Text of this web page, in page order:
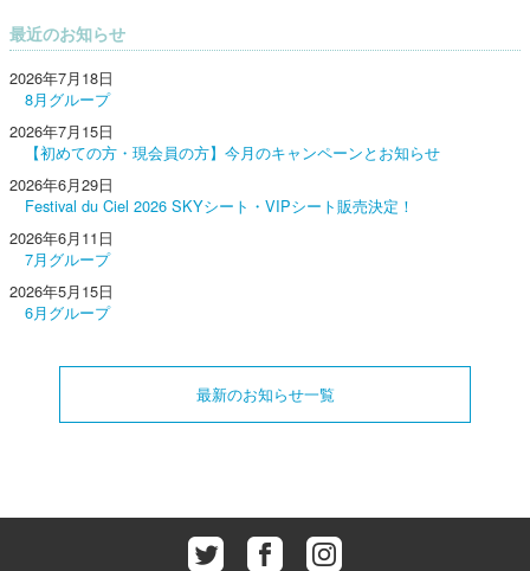
最近のお知らせ
2026年7月18日
8月グループ
2026年7月15日
【初めての方・現会員の方】今月のキャンペーンとお知らせ
2026年6月29日
Festival du Ciel 2026 SKYシート・VIPシート販売決定！
2026年6月11日
7月グループ
2026年5月15日
6月グループ
最新のお知らせ一覧